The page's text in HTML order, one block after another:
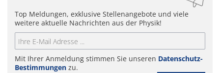
Top Meldungen, exklusive Stellenangebote und viele
weitere aktuelle Nachrichten aus der Physik!
Mit Ihrer Anmeldung stimmen Sie unseren Datenschutz-
Bestimmungen zu.